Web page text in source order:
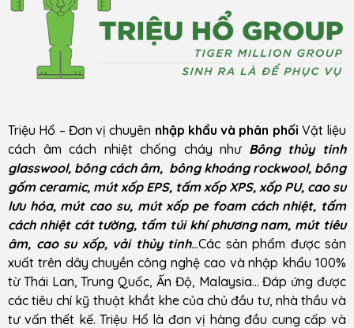
Triệu Hổ – Đơn vị chuyên nhập khẩu và phân phối Vật liệu
cách âm cách nhiệt chống cháy như Bông thủy tinh
glasswool, bông cách âm, bông khoáng rockwool, bông
gốm ceramic, mút xốp EPS, tấm xốp XPS, xốp PU, cao su
lưu hóa, mút cao su, mút xốp pe foam cách nhiệt, tấm
cách nhiệt cát tường, tấm túi khí phương nam, mút tiêu
âm, cao su xốp, vải thủy tinh...Các sản phẩm được sản
xuất trên dây chuyền công nghệ cao và nhập khẩu 100%
từ Thái Lan, Trung Quốc, Ấn Độ, Malaysia… Đáp ứng được
các tiêu chí kỹ thuật khắt khe của chủ đầu tư, nhà thầu và
tư vấn thết kế. Triệu Hổ là đơn vị hàng đầu cung cấp và